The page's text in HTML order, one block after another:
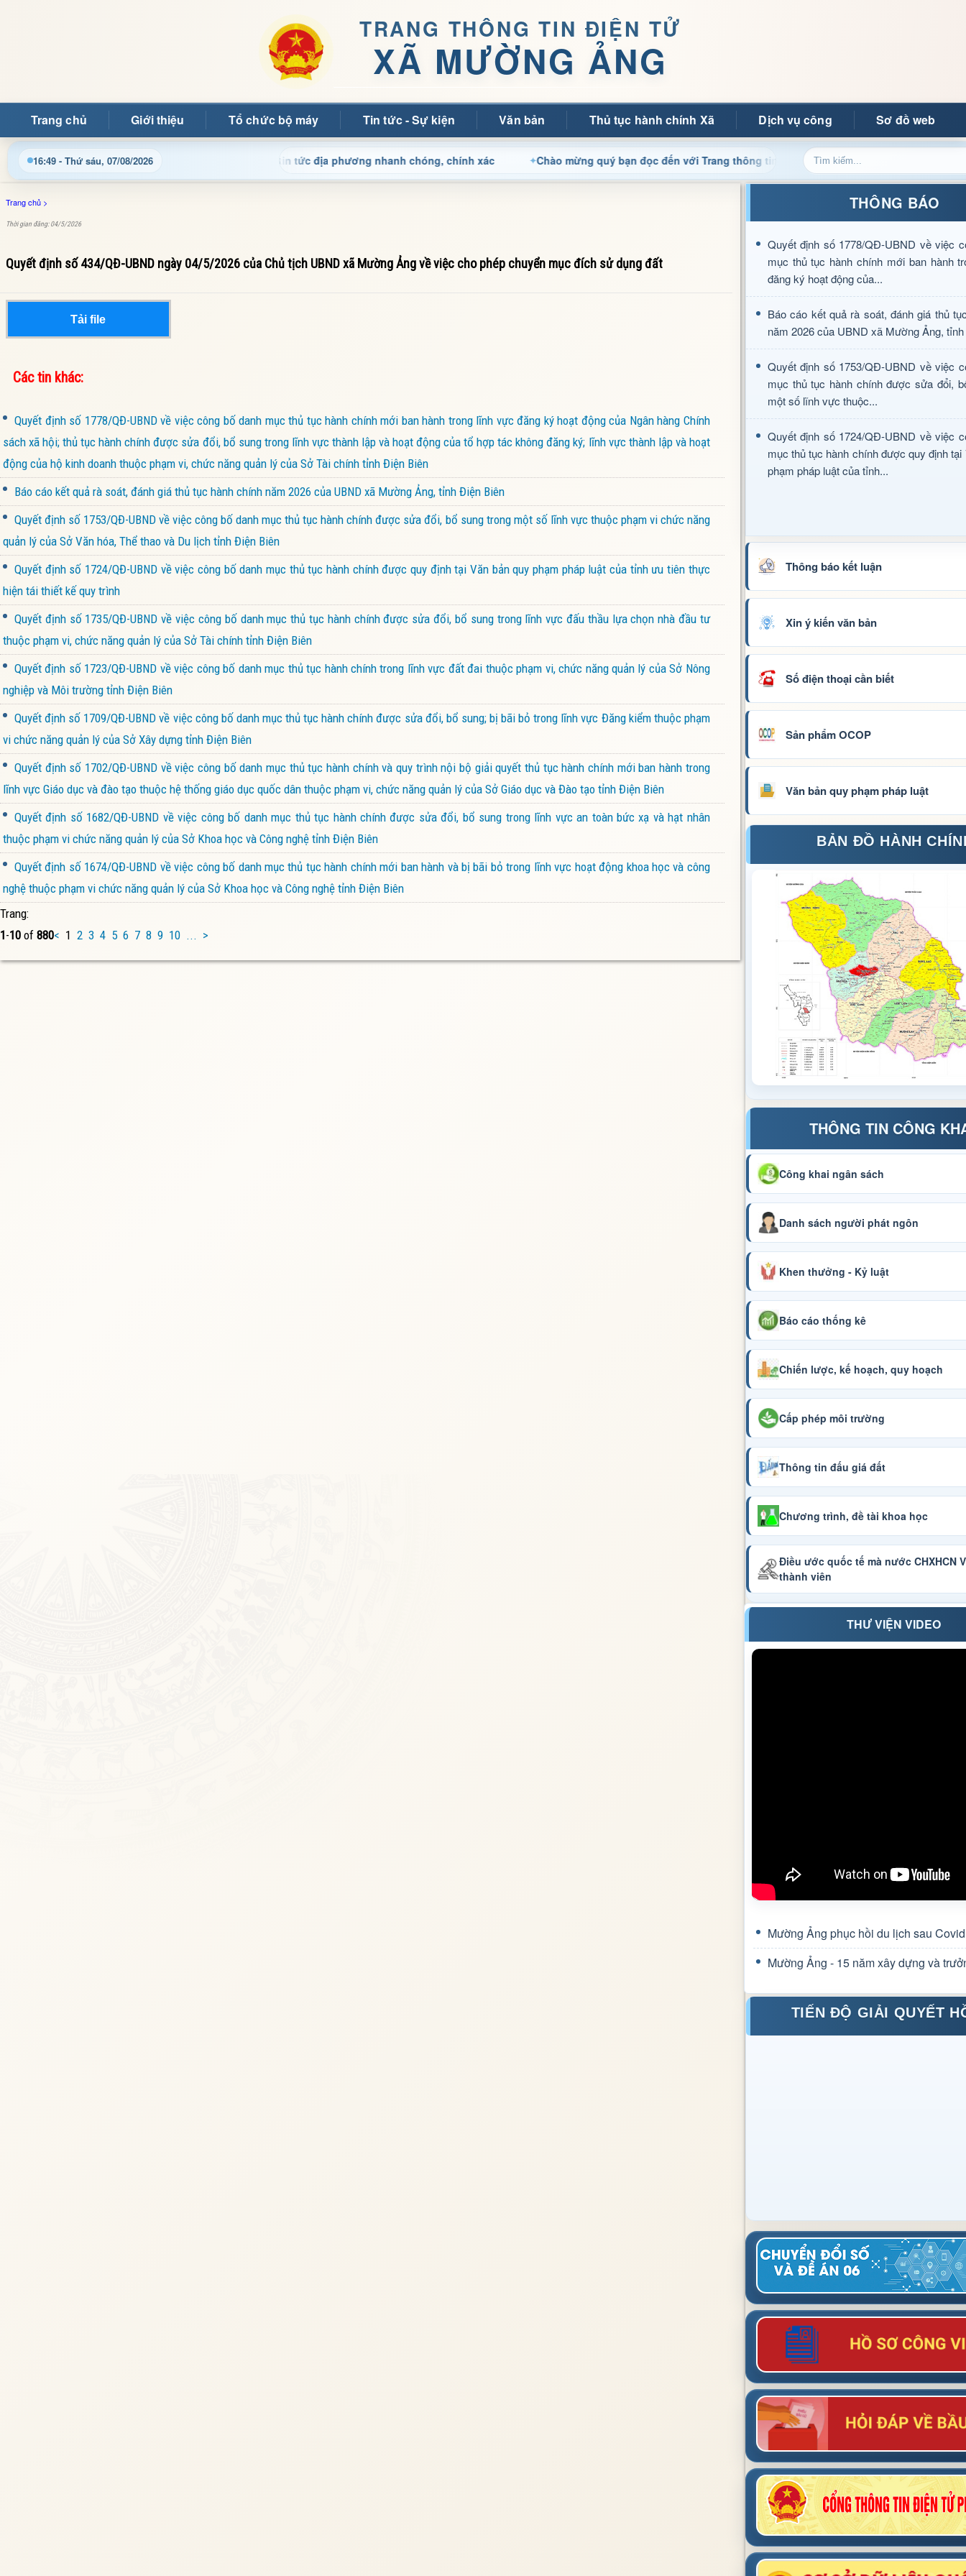
TRANG THÔNG TIN ĐIỆN TỬ
XÃ MƯỜNG ẢNG
Trang chủ Giới thiệu Tổ chức bộ máy Tin tức - Sự kiện Văn bản Thủ tục hành chính Xã Dịch vụ công Sơ đồ web
16:49 - Thứ sáu, 07/08/2026
thông tin điều hành, thủ tục hành chính và tin tức địa phương nhanh chóng, chính xác Chào mừng quý bạn đọc đến với Trang thông tin điện tử xã Mường Ảng
Trang chủ >
Thời gian đăng: 04/5/2026
Quyết định số 434/QĐ-UBND ngày 04/5/2026 của Chủ tịch UBND xã Mường Ảng về việc cho phép chuyển mục đích sử dụng đất
Tải file
Các tin khác:
Quyết định số 1778/QĐ-UBND về việc công bố danh mục thủ tục hành chính mới ban hành trong lĩnh vực đăng ký hoạt động của Ngân hàng Chính
sách xã hội; thủ tục hành chính được sửa đổi, bổ sung trong lĩnh vực thành lập và hoạt động của tổ hợp tác không đăng ký; lĩnh vực thành lập và hoạt
động của hộ kinh doanh thuộc phạm vi, chức năng quản lý của Sở Tài chính tỉnh Điện Biên
Báo cáo kết quả rà soát, đánh giá thủ tục hành chính năm 2026 của UBND xã Mường Ảng, tỉnh Điện Biên
Quyết định số 1753/QĐ-UBND về việc công bố danh mục thủ tục hành chính được sửa đổi, bổ sung trong một số lĩnh vực thuộc phạm vi chức năng
quản lý của Sở Văn hóa, Thể thao và Du lịch tỉnh Điện Biên
Quyết định số 1724/QĐ-UBND về việc công bố danh mục thủ tục hành chính được quy định tại Văn bản quy phạm pháp luật của tỉnh ưu tiên thực
hiện tái thiết kế quy trình
Quyết định số 1735/QĐ-UBND về việc công bố danh mục thủ tục hành chính được sửa đổi, bổ sung trong lĩnh vực đấu thầu lựa chọn nhà đầu tư
thuộc phạm vi, chức năng quản lý của Sở Tài chính tỉnh Điện Biên
Quyết định số 1723/QĐ-UBND về việc công bố danh mục thủ tục hành chính trong lĩnh vực đất đai thuộc phạm vi, chức năng quản lý của Sở Nông
nghiệp và Môi trường tỉnh Điện Biên
Quyết định số 1709/QĐ-UBND về việc công bố danh mục thủ tục hành chính được sửa đổi, bổ sung; bị bãi bỏ trong lĩnh vực Đăng kiểm thuộc phạm
vi chức năng quản lý của Sở Xây dựng tỉnh Điện Biên
Quyết định số 1702/QĐ-UBND về việc công bố danh mục thủ tục hành chính và quy trình nội bộ giải quyết thủ tục hành chính mới ban hành trong
lĩnh vực Giáo dục và đào tạo thuộc hệ thống giáo dục quốc dân thuộc phạm vi, chức năng quản lý của Sở Giáo dục và Đào tạo tỉnh Điện Biên
Quyết định số 1682/QĐ-UBND về việc công bố danh mục thủ tục hành chính được sửa đổi, bổ sung trong lĩnh vực an toàn bức xạ và hạt nhân
thuộc phạm vi chức năng quản lý của Sở Khoa học và Công nghệ tỉnh Điện Biên
Quyết định số 1674/QĐ-UBND về việc công bố danh mục thủ tục hành chính mới ban hành và bị bãi bỏ trong lĩnh vực hoạt động khoa học và công
nghệ thuộc phạm vi chức năng quản lý của Sở Khoa học và Công nghệ tỉnh Điện Biên
Trang:
1-10 of 880< 1 2 3 4 5 6 7 8 9 10 ... >
THÔNG BÁO
Quyết định số 1778/QĐ-UBND về việc
mục thủ tục hành chính mới ban hành
đăng ký hoạt động của...
Báo cáo kết quả rà soát, đánh giá thủ
năm 2026 của UBND xã Mường Ảng,
Quyết định số 1753/QĐ-UBND về việc
mục thủ tục hành chính được sửa đổi,
một số lĩnh vực thuộc...
Quyết định số 1724/QĐ-UBND về việc
mục thủ tục hành chính được quy định tại
phạm pháp luật của tỉnh...
Thông báo kết luận
Xin ý kiến văn bản
Số điện thoại cần biết
Sản phẩm OCOP
Văn bản quy phạm pháp luật
BẢN ĐỒ HÀNH
THÔNG TIN CÔNG
Công khai ngân sách
Danh sách người phát ngôn
Khen thưởng - Kỷ luật
Báo cáo thống kê
Chiến lược, kế hoạch, quy hoạch
Cấp phép môi trường
Thông tin đấu giá đất
Chương trình, đề tài khoa học
Điều ước quốc tế mà nước CHXHCN
thành viên
THƯ VIỆN VIDEO
Mường Ảng phục hồi du lịch sau
Mường Ảng - 15 năm xây dựng và
TIẾN ĐỘ GIẢI QUYẾT